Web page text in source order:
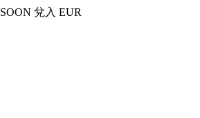
SOON 兌入 EUR